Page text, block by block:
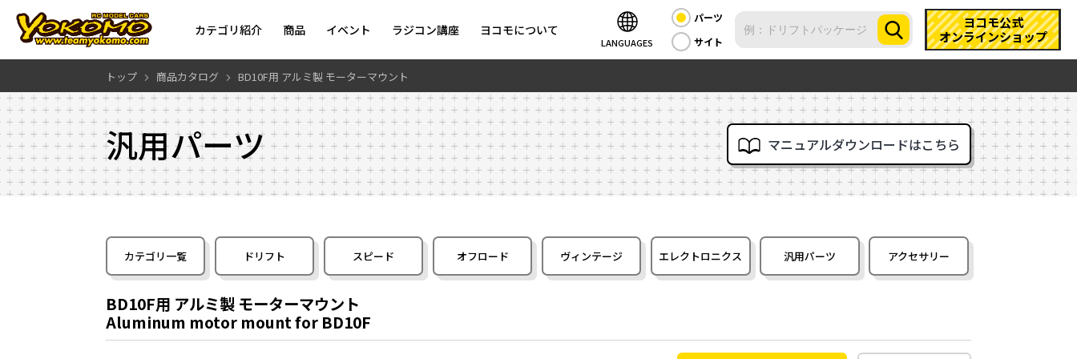
カテゴリ紹介 商品 イベント ラジコン講座 ヨコモについて
LANGUAGES
パーツ
サイト
ヨコモ公式
オンラインショップ
トップ 商品カタログ BD10F用 アルミ製 モーターマウント
汎用パーツ マニュアルダウンロードはこちら
カテゴリ一覧 ドリフト スピード オフロード ヴィンテージ エレクトロニクス 汎用パーツ アクセサリー
BD10F用 アルミ製 モーターマウント
Aluminum motor mount for BD10F